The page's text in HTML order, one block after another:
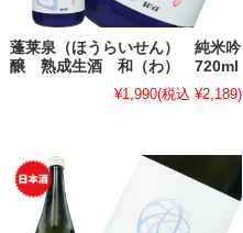
蓬莱泉（ほうらいせん） 純米吟
醸 熟成生酒 和（わ） 720ml
¥1,990(税込 ¥2,189)